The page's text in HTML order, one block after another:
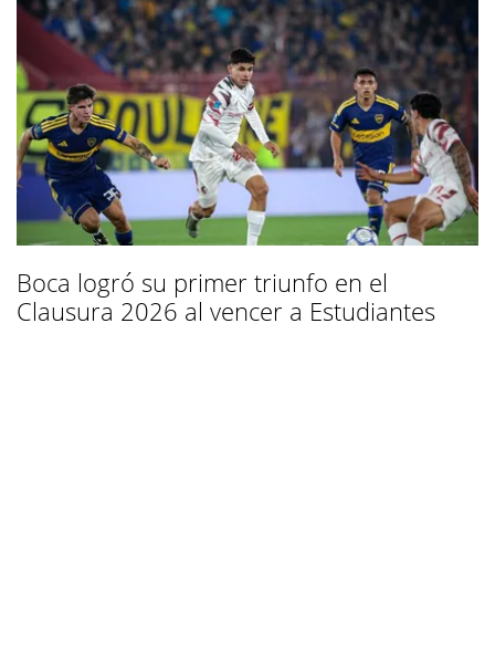
Boca logró su primer triunfo en el
Clausura 2026 al vencer a Estudiantes